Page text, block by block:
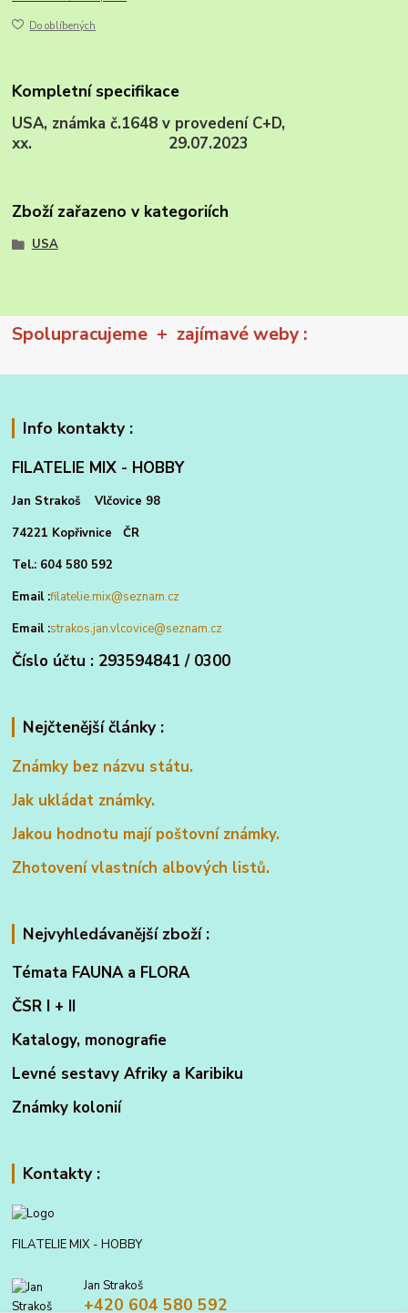
Do oblíbených
Kompletní specifikace
USA, známka č.1648 v provedení C+D,
xx. 29.07.2023
Zboží zařazeno v kategoriích
USA
Spolupracujeme + zajímavé weby :
Info kontakty :
FILATELIE MIX - HOBBY
Jan Strakoš Vlčovice 98
74221 Kopřivnice ČR
Tel.: 604 580 592
Email :filatelie.mix@seznam.cz
Email :strakos.jan.vlcovice@seznam.cz
Číslo účtu : 293594841 / 0300
Nejčtenější články :
Známky bez názvu státu.
Jak ukládat známky.
Jakou hodnotu mají poštovní známky.
Zhotovení vlastních albových listů.
Nejvyhledávanější zboží :
Témata FAUNA a FLORA
ČSR I + II
Katalogy, monografie
Levné sestavy Afriky a Karibiku
Známky kolonií
Kontakty :
FILATELIE MIX - HOBBY
Jan Strakoš
+420 604 580 592